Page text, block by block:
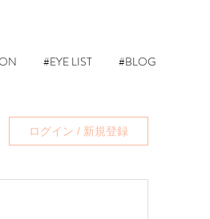
#EYE LIST #BLOG
ログイン / 新規登録